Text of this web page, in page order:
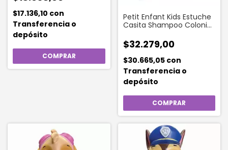
$17.136,10 con
Transferencia o
depósito
Petit Enfant Kids Estuche
Casita Shampoo Colonia
$32.279,00
$30.665,05 con
Transferencia o
depósito